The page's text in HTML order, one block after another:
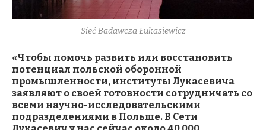
Sieć Badawcza Łukasiewicz
«Чтобы помочь развить или восстановить
потенциал польской оборонной
промышленности, институты Лукасевича
заявляют о своей готовности сотрудничать со
всеми научно-исследовательскими
подразделениями в Польше. В Сети